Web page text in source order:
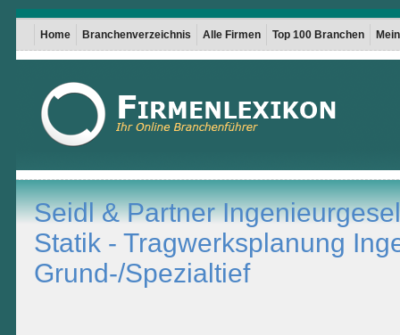
Home Branchenverzeichnis Alle Firmen Top 100 Branchen
Seidl & Partner
Statik - Tragwerksplanung
Grund-/Spezialtief